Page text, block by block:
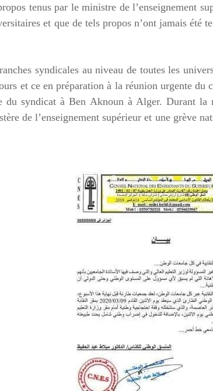
tenus par le ministre de l’enseignement
et que de tels propos n’ont jamais été
syndicales au niveau de toutes les
et ce en préparation à la réunion urgente
du syndicat à Ben Aknoun à Alger. Durant la
de l’enseignement supérieur et une grève